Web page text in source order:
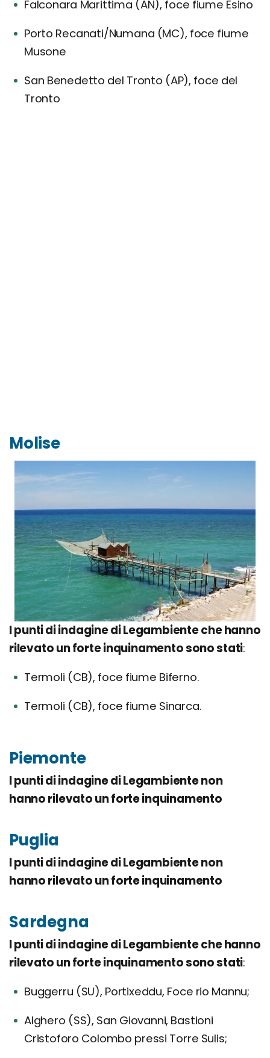
Falconara Marittima (AN), foce fiume Esino
Porto Recanati/Numana (MC), foce fiume
Musone
San Benedetto del Tronto (AP), foce del
Tronto
Molise
I punti di indagine di Legambiente che hanno
rilevato un forte inquinamento sono stati:
Termoli (CB), foce fiume Biferno.
Termoli (CB), foce fiume Sinarca.
Piemonte
I punti di indagine di Legambiente non
hanno rilevato un forte inquinamento
Puglia
I punti di indagine di Legambiente non
hanno rilevato un forte inquinamento
Sardegna
I punti di indagine di Legambiente che hanno
rilevato un forte inquinamento sono stati:
Buggerru (SU), Portixeddu, Foce rio Mannu;
Alghero (SS), San Giovanni, Bastioni
Cristoforo Colombo pressi Torre Sulis;